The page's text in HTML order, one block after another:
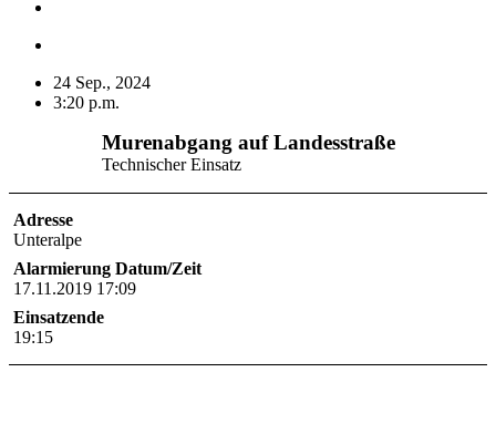
24 Sep., 2024
3:20 p.m.
Murenabgang auf Landesstraße
Technischer Einsatz
Adresse
Unteralpe
Alarmierung Datum/Zeit
17.11.2019 17:09
Einsatzende
19:15